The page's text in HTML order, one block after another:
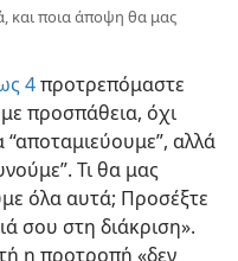
και ποια άποψη θα μας
4προτρεπόμαστε
προσπάθεια, όχι
“αποταμιεύουμε”, αλλά
Τι θα μας
όλα αυτά; Προσέξτε
σου στη διάκριση».
η προτροπή «δεν